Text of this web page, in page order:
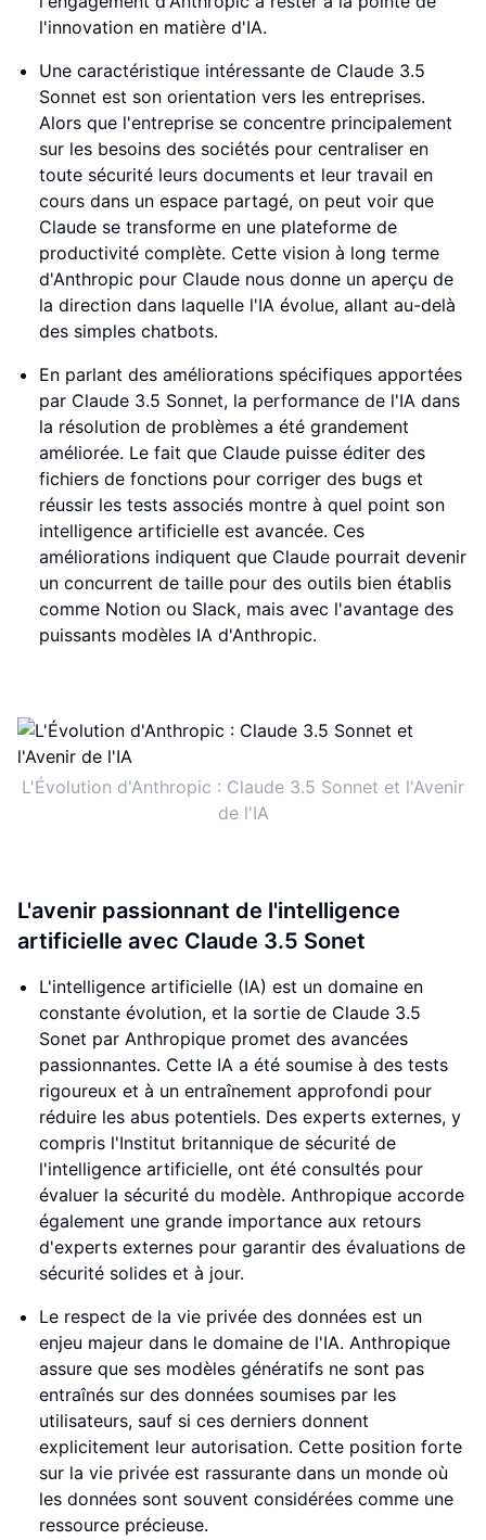
l'innovation en matière d'IA.
Une caractéristique intéressante de Claude 3.5
Sonnet est son orientation vers les entreprises.
Alors que l'entreprise se concentre principalement
sur les besoins des sociétés pour centraliser en
toute sécurité leurs documents et leur travail en
cours dans un espace partagé, on peut voir que
Claude se transforme en une plateforme de
productivité complète. Cette vision à long terme
d'Anthropic pour Claude nous donne un aperçu de
la direction dans laquelle l'IA évolue, allant au-delà
des simples chatbots.
En parlant des améliorations spécifiques apportées
par Claude 3.5 Sonnet, la performance de l'IA dans
la résolution de problèmes a été grandement
améliorée. Le fait que Claude puisse éditer des
fichiers de fonctions pour corriger des bugs et
réussir les tests associés montre à quel point son
intelligence artificielle est avancée. Ces
améliorations indiquent que Claude pourrait devenir
un concurrent de taille pour des outils bien établis
comme Notion ou Slack, mais avec l'avantage des
puissants modèles IA d'Anthropic.
L'Évolution d'Anthropic : Claude 3.5 Sonnet et l'Avenir
de l'IA
L'avenir passionnant de l'intelligence
artificielle avec Claude 3.5 Sonet
L'intelligence artificielle (IA) est un domaine en
constante évolution, et la sortie de Claude 3.5
Sonet par Anthropique promet des avancées
passionnantes. Cette IA a été soumise à des tests
rigoureux et à un entraînement approfondi pour
réduire les abus potentiels. Des experts externes, y
compris l'Institut britannique de sécurité de
l'intelligence artificielle, ont été consultés pour
évaluer la sécurité du modèle. Anthropique accorde
également une grande importance aux retours
d'experts externes pour garantir des évaluations de
sécurité solides et à jour.
Le respect de la vie privée des données est un
enjeu majeur dans le domaine de l'IA. Anthropique
assure que ses modèles génératifs ne sont pas
entraînés sur des données soumises par les
utilisateurs, sauf si ces derniers donnent
explicitement leur autorisation. Cette position forte
sur la vie privée est rassurante dans un monde où
les données sont souvent considérées comme une
ressource précieuse.